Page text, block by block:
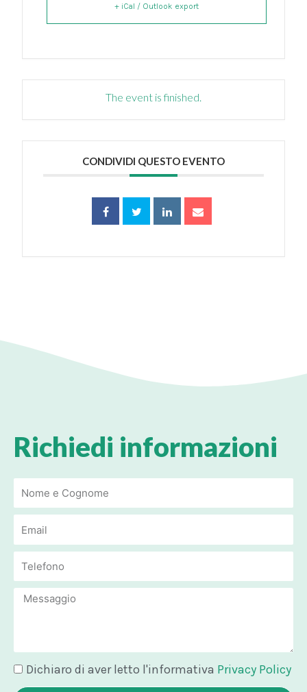
+ iCal / Outlook export
The event is finished.
CONDIVIDI QUESTO EVENTO
Richiedi informazioni
Email
Email
Message
Dichiaro di aver letto l'informativa Privacy Policy